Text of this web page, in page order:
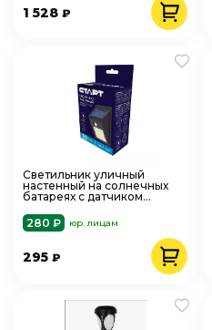
1 528 ₽
Светильник уличный
настенный на солнечных
батареях с датчиком
280 ₽
юр. лицам
295 ₽